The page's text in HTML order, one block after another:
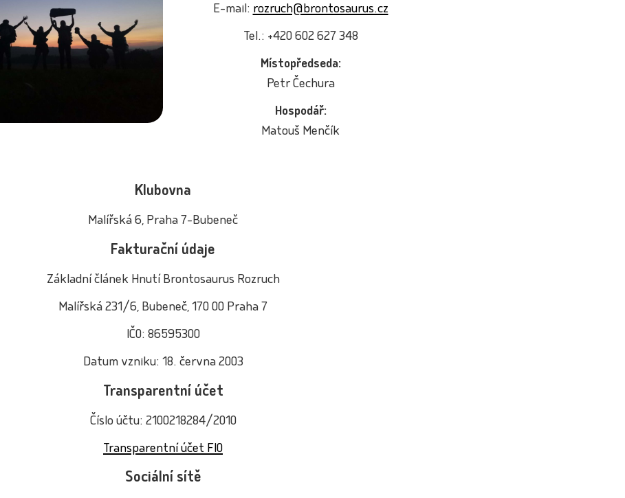
E-mail:rozruch@brontosaurus.cz
Tel.: +420 602 627 348
Místopředseda:
Petr Čechura
Hospodář:
Matouš Menčík
Klubovna
Malířská 6, Praha 7-Bubeneč
Fakturační údaje
Základní článek Hnutí Brontosaurus Rozruch
Malířská 231/6, Bubeneč, 170 00 Praha 7
IČO: 86595300
Datum vzniku: 18. června 2003
Transparentní účet
Číslo účtu: 2100218284/2010
Transparentní účet FIO
Sociální sítě